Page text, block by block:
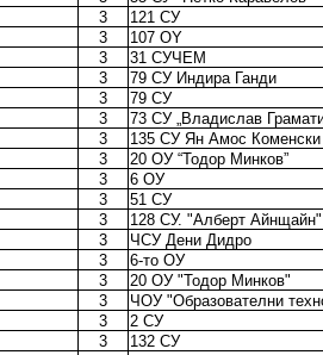
3 121 СУ
3 107 OY
3 31 СУЧЕМ
3 79 СУ Индира Ганди
3 79 СУ
3 73 СУ „Владислав
3 135 СУ Ян Амос Коменски
3 20 ОУ “Тодор Минков”
3 6 ОУ
3 51 СУ
3 128 СУ. "Алберт Айнщайн"
3 ЧСУ Дени Дидро
3 6-то ОУ
3 20 ОУ "Тодор Минков"
3 ЧОУ "Образователни
3 2 СУ
3 132 СУ